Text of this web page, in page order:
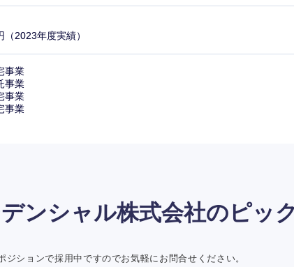
（2023年度実績）
事業
事業
事業
事業
ンシャル株式会社のピッ
ションで採用中ですのでお気軽にお問合せください。